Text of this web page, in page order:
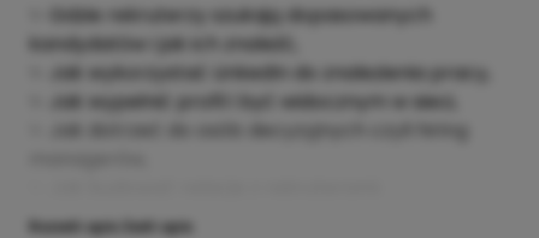
✨ Gdzie rekruterzy szukają dopasowanych
kandydatów i jak ich znaleźć,
✨ Jak wykorzystać LinkedIn do znalezienia pracy,
✨ Jak wypełnić profil i być widocznym w sieci,
Rozwiń opis Zwiń opis